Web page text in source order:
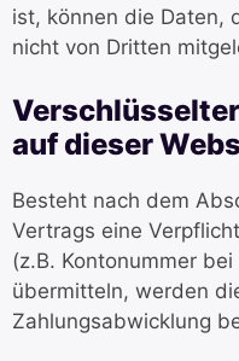
ist, können die Daten,
nicht von Dritten
auf dieser
Besteht nach dem
Vertrags eine
(z.B. Kontonummer
übermitteln, werden
Zahlungsabwicklung